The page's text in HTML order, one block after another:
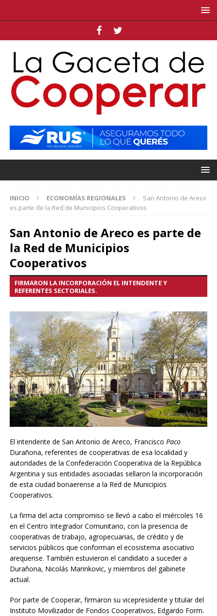
INICIO ECONOMÍAS REGIONALES
San Antonio de Areco
es parte de la Red de Municipios Cooperativos
San Antonio de Areco es parte de
la Red de Municipios
Cooperativos
FIRMARON LA INCORPORACIÓN EL INTENDENTE Y
REFERENTES SECTORIALES.
El intendente de San Antonio de Areco, Francisco Paco
Durañona, referentes de cooperativas de esa localidad y
autoridades de la Confederación Cooperativa de la República
Argentina y sus entidades asociadas sellaron la incorporación
de esta ciudad bonaerense a la Red de Municipios
Cooperativos.
La firma del acta compromiso se llevó a cabo el miércoles 16
en el Centro Integrador Comunitario, con la presencia de
cooperativas de trabajo, agropecuarias, de crédito y de
servicios públicos que conforman el ecosistema asociativo
arequense. También estuvieron el candidato a suceder a
Durañona, Nicolás Marinkovic, y miembros del gabinete
actual.
Por parte de Cooperar, firmaron su vicepresidente y titular del
Instituto Movilizador de Fondos Cooperativos, Edgardo Form.